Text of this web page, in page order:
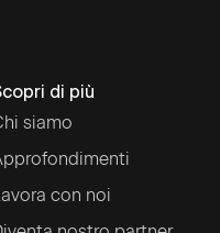
di più
siamo
con noi